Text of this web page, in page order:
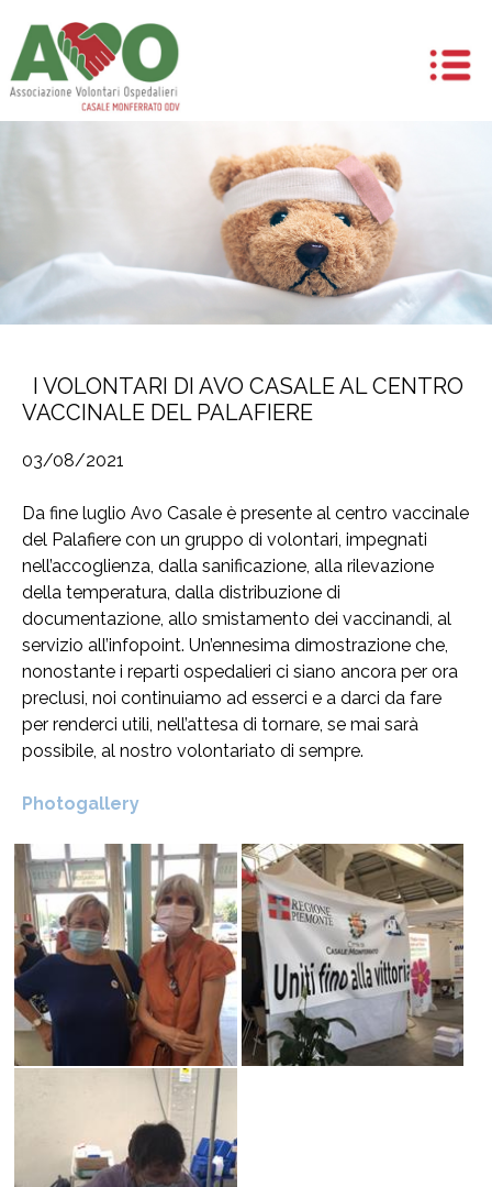
I VOLONTARI DI AVO CASALE AL CENTRO
VACCINALE DEL PALAFIERE
03/08/2021
Da fine luglio Avo Casale è presente al centro vaccinale
del Palafiere con un gruppo di volontari, impegnati
nell’accoglienza, dalla sanificazione, alla rilevazione
della temperatura, dalla distribuzione di
documentazione, allo smistamento dei vaccinandi, al
servizio all’infopoint. Un’ennesima dimostrazione che,
nonostante i reparti ospedalieri ci siano ancora per ora
preclusi, noi continuiamo ad esserci e a darci da fare
per renderci utili, nell’attesa di tornare, se mai sarà
possibile, al nostro volontariato di sempre.
Photogallery